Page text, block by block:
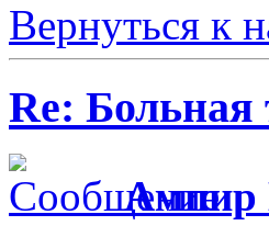
Вернуться к
Re:
Ампир